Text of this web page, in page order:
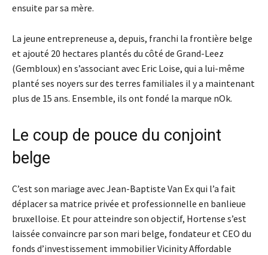
ensuite par sa mère.
La jeune entrepreneuse a, depuis, franchi la frontière belge
et ajouté 20 hectares plantés du côté de Grand-Leez
(Gembloux) en s’associant avec Eric Loise, qui a lui-même
planté ses noyers sur des terres familiales il y a maintenant
plus de 15 ans. Ensemble, ils ont fondé la marque nOk.
Le coup de pouce du conjoint
belge
C’est son mariage avec Jean-Baptiste Van Ex qui l’a fait
déplacer sa matrice privée et professionnelle en banlieue
bruxelloise. Et pour atteindre son objectif, Hortense s’est
laissée convaincre par son mari belge, fondateur et CEO du
fonds d’investissement immobilier Vicinity Affordable